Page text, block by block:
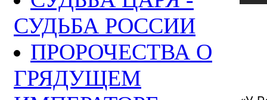
СУДЬБА РОССИИ
ПРОРОЧЕСТВА О
ГРЯДУЩЕМ